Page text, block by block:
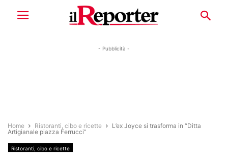
- Pubblicità -
Home Ristoranti, cibo e ricette
L’ex Joyce si trasforma in “Ditta
Artigianale piazza Ferrucci”
Ristoranti, cibo e ricette